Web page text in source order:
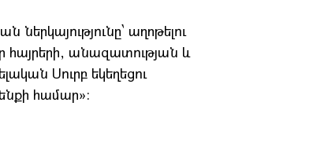
աղոթելու
հայրերի, անազատության և
Սուրբ եկեղեցու
համար»: